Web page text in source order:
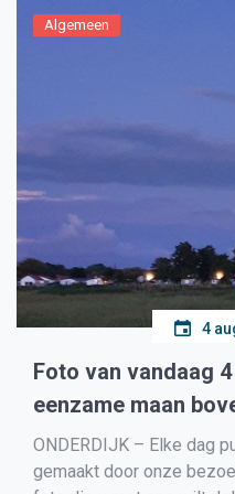
Algemeen
4
Foto van vandaag
eenzame maan
ONDERDIJK – Elke dag
gemaakt door onze